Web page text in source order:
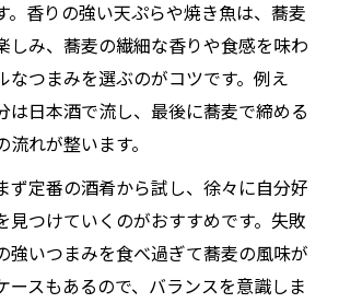
。香りの強い天ぷらや焼き魚は、蕎麦
しみ、蕎麦の繊細な香りや食感を味わ
なつまみを選ぶのがコツです。例え
は日本酒で流し、最後に蕎麦で締める
れが整います。
ず定番の酒肴から試し、徐々に自分好
見つけていくのがおすすめです。失敗
強いつまみを食べ過ぎて蕎麦の風味が
ースもあるので、バランスを意識しま